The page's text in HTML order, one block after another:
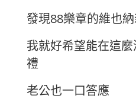
發現88樂章的維也
我就好希望能在這
禮
老公也一口答應